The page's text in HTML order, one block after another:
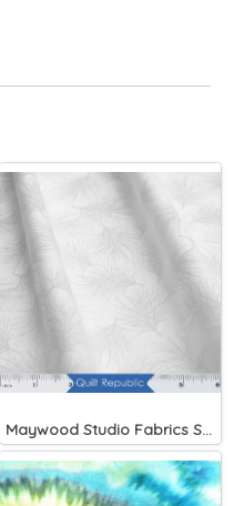
Maywood Studio Fabrics Solitaire Whites